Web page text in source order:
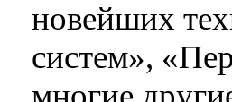
новейших
систем»,